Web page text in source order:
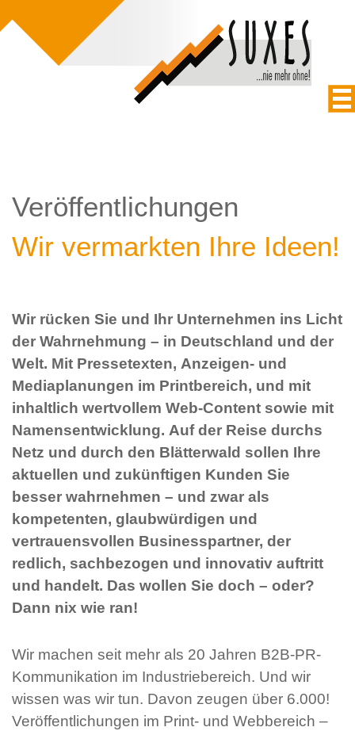
Veröffentlichungen
Wir vermarkten Ihre Ideen!
Wir rücken Sie und Ihr Unternehmen ins Licht
der Wahrnehmung – in Deutschland und der
Welt. Mit Pressetexten, Anzeigen- und
Mediaplanungen im Printbereich, und mit
inhaltlich wertvollem Web-Content sowie mit
Namensentwicklung. Auf der Reise durchs
Netz und durch den Blätterwald sollen Ihre
aktuellen und zukünftigen Kunden Sie
besser wahrnehmen – und zwar als
kompetenten, glaubwürdigen und
vertrauensvollen Businesspartner, der
redlich, sachbezogen und innovativ auftritt
und handelt. Das wollen Sie doch – oder?
Dann nix wie ran!
Wir machen seit mehr als 20 Jahren B2B-PR-
Kommunikation im Industriebereich. Und wir
wissen was wir tun. Davon zeugen über 6.000!
Veröffentlichungen im Print- und Webbereich –